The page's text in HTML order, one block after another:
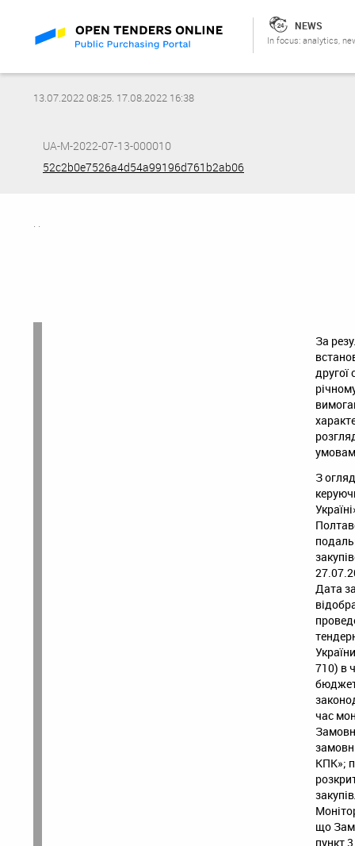
NEWS
In focus: analytics,
13.07.2022 08:25. 17.08.2022 16:38
UA-M-2022-07-13-000010
52c2b0e7526a4d54a99196d761b2ab06
. .
За
другої
З
Дата
710) в
час
КПК»;
що
пункт